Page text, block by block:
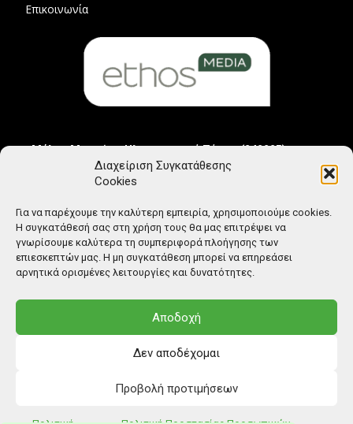
Διαχείριση Συγκατάθεσης
Cookies
Για να παρέχουμε την καλύτερη εμπειρία, χρησιμοποιούμε cookies.
Η συγκατάθεσή σας στη χρήση τους θα μας επιτρέψει να
γνωρίσουμε καλύτερα τη συμπεριφορά πλοήγησης των
επιεσκεπτών μας. Η μη συγκατάθεση μπορεί να επηρεάσει
αρνητικά ορισμένες λειτουργίες και δυνατότητες.
Αποδοχή
Δεν αποδέχομαι
Προβολή προτιμήσεων
Επικοινωνία
Μέλος Μητρώου Ηλεκτρονικού Τύπου (242225)
© Copyright: Ethos Media S.A.